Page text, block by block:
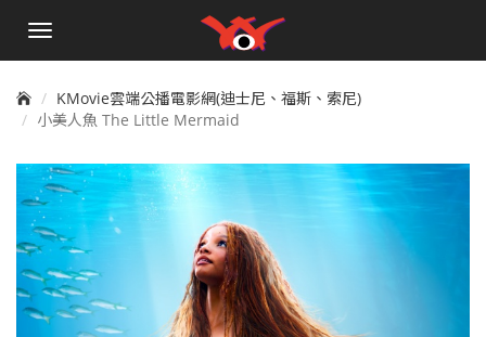
手
單
KMovie雲端公播電影網(迪士尼、福斯、索尼)
小美人魚 The Little Mermaid